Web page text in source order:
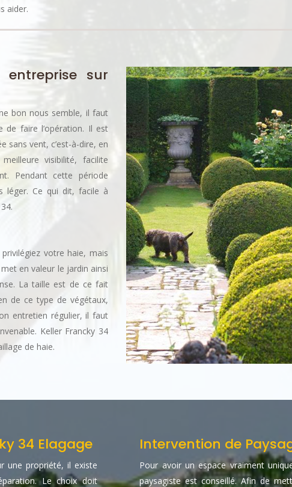
aider.
sur
bon nous semble, il faut
de faire l’opération. Il est
sans vent, c’est-à-dire, en
visibilité, facilite
Pendant cette période
léger. Ce qui dit, facile à
votre haie, mais
en valeur le jardin ainsi
La taille est de ce fait
de ce type de végétaux,
entretien régulier, il faut
Keller Francky 34
de haie.
34 Elagage
une propriété, il existe
Le choix doit
Intervention de
Pour avoir un espace vraiment
paysagiste est conseillé. Afin de